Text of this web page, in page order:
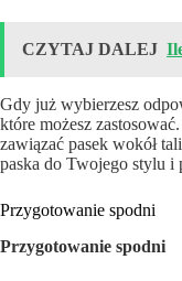
CZYTAJ DALEJ
Gdy już wybierzesz
które możesz
zawiązać pasek wokół
paska do Twojego stylu i
Przygotowanie spodni
Przygotowanie spodni